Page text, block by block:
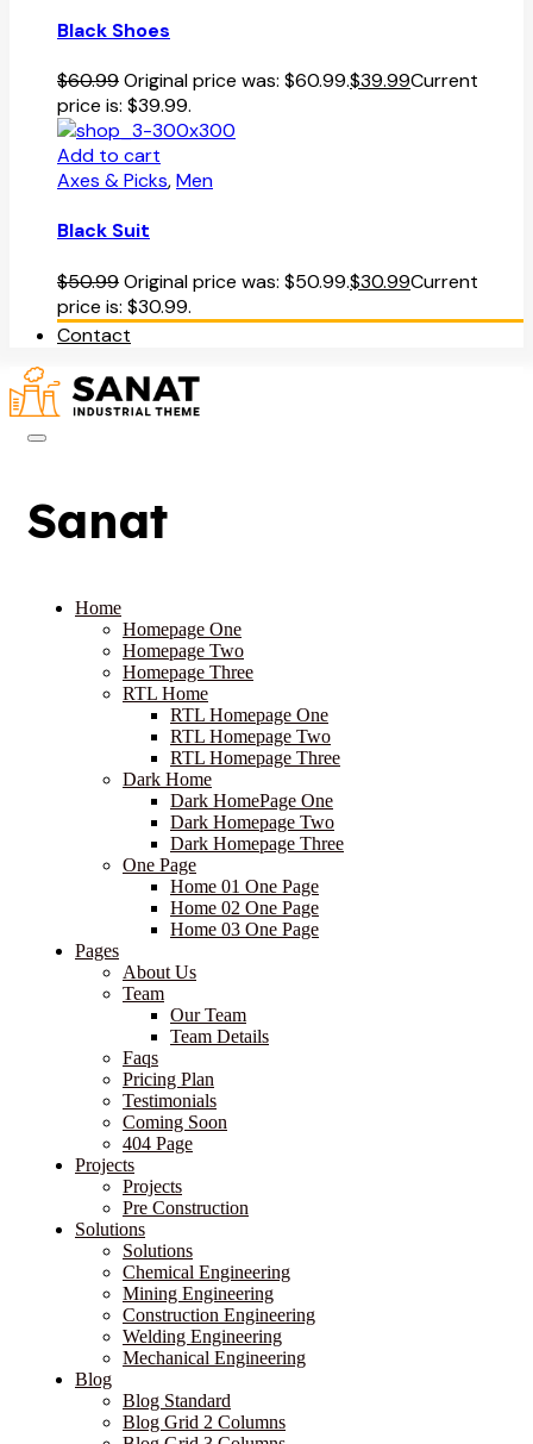
Black Shoes
$60.99Original price was: $60.99.$39.99Current
price is: $39.99.
Add to cart
Axes & Picks,Men
Black Suit
$50.99Original price was: $50.99.$30.99Current
price is: $30.99.
Contact
Sanat
Home
Homepage One
Homepage Two
Homepage Three
RTL Home
RTL Homepage One
RTL Homepage Two
RTL Homepage Three
Dark Home
Dark HomePage One
Dark Homepage Two
Dark Homepage Three
One Page
Home 01 One Page
Home 02 One Page
Home 03 One Page
Pages
About Us
Team
Our Team
Team Details
Faqs
Pricing Plan
Testimonials
Coming Soon
404 Page
Projects
Projects
Pre Construction
Solutions
Solutions
Chemical Engineering
Mining Engineering
Construction Engineering
Welding Engineering
Mechanical Engineering
Blog
Blog Standard
Blog Grid 2 Columns